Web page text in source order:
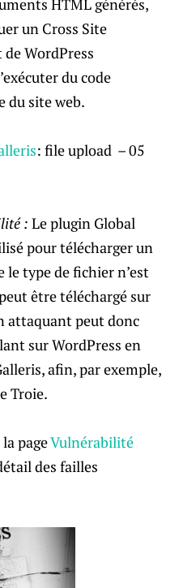
HTML générés,
un Cross Site
WordPress
du code
du site web.
: file upload – 05
: Le plugin Global
pour télécharger un
type de fichier n’est
être téléchargé sur
attaquant peut donc
sur WordPress en
afin, par exemple,
Troie.
pageVulnérabilité
des failles